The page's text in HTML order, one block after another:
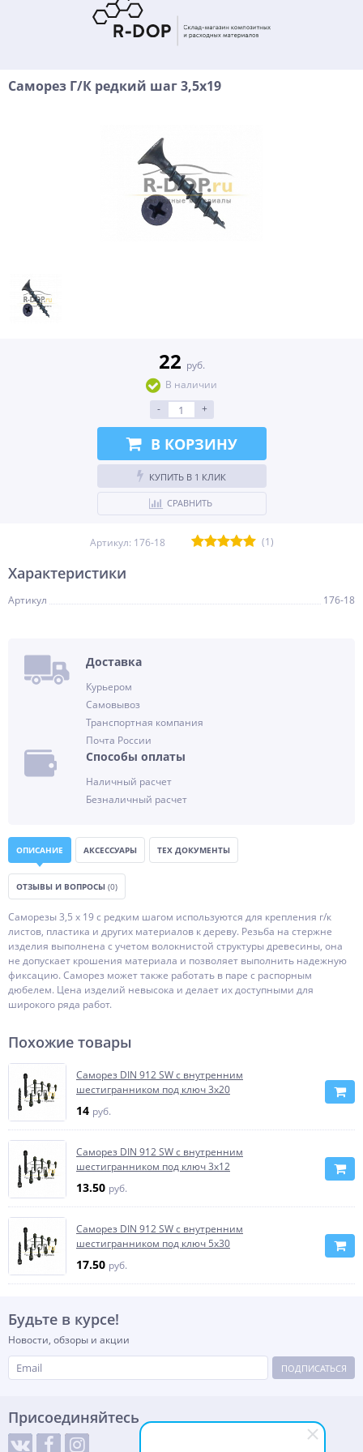
Саморез Г/К редкий шаг 3,5х19
22 руб.
В наличии
-
+
В КОРЗИНУ
КУПИТЬ В 1 КЛИК
СРАВНИТЬ
Артикул: 176-18 (1)
Характеристики
Артикул 176-18
Доставка
Курьером
Самовывоз
Транспортная компания
Почта России
Способы оплаты
Наличный расчет
Безналичный расчет
ОПИСАНИЕ АКСЕССУАРЫ ТЕХ ДОКУМЕНТЫ
ОТЗЫВЫ И ВОПРОСЫ (0)
Саморезы 3,5 х 19 с редким шагом используются для крепления г/к
листов, пластика и других материалов к дереву. Резьба на стержне
изделия выполнена с учетом волокнистой структуры древесины, она
не допускает крошения материала и позволяет выполнить надежную
фиксацию. Саморез может также работать в паре с распорным
дюбелем. Цена изделий невысока и делает их доступными для
широкого ряда работ.
Похожие товары
Саморез DIN 912 SW с внутренним
шестигранником под ключ 3х20
14 руб.
Саморез DIN 912 SW с внутренним
шестигранником под ключ 3х12
13.50 руб.
Саморез DIN 912 SW с внутренним
шестигранником под ключ 5х30
17.50 руб.
Будьте в курсе!
Новости, обзоры и акции
ПОДПИСАТЬСЯ
Присоединяйтесь